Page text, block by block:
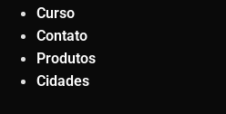
Curso
Contato
Produtos
Cidades